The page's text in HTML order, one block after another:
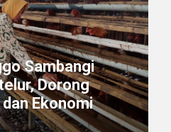
Sambangi
Dorong
Ekonomi